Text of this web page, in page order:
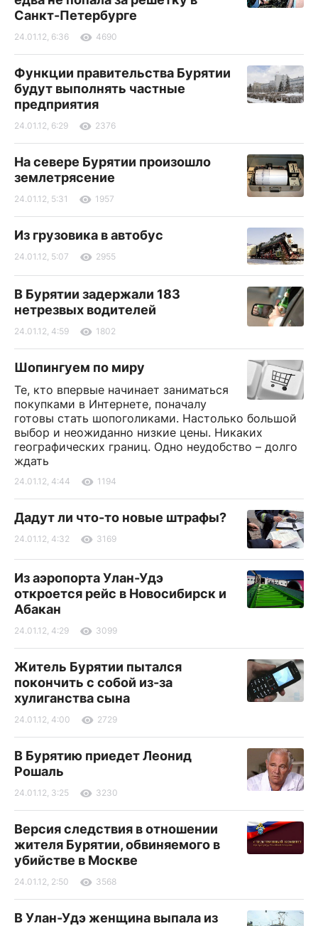
Санкт-Петербурге
24.01.12, 6:36 4690
Функции правительства Бурятии
будут выполнять частные
предприятия
24.01.12, 6:29 2376
На севере Бурятии произошло
землетрясение
24.01.12, 5:31 1957
Из грузовика в автобус
24.01.12, 5:07 2955
В Бурятии задержали 183
нетрезвых водителей
24.01.12, 4:59 1802
Шопингуем по миру
Те, кто впервые начинает заниматься
покупками в Интернете, поначалу
готовы стать шопоголиками. Настолько большой
выбор и неожиданно низкие цены. Никаких
географических границ. Одно неудобство – долго
ждать
24.01.12, 4:44 1194
Дадут ли что-то новые штрафы?
24.01.12, 4:32 3169
Из аэропорта Улан-Удэ
откроется рейс в Новосибирск и
Абакан
24.01.12, 4:29 3099
Житель Бурятии пытался
покончить с собой из-за
хулиганства сына
24.01.12, 4:00 2729
В Бурятию приедет Леонид
Рошаль
24.01.12, 3:25 3230
Версия следствия в отношении
жителя Бурятии, обвиняемого в
убийстве в Москве
24.01.12, 2:50 3568
В Улан-Удэ женщина выпала из